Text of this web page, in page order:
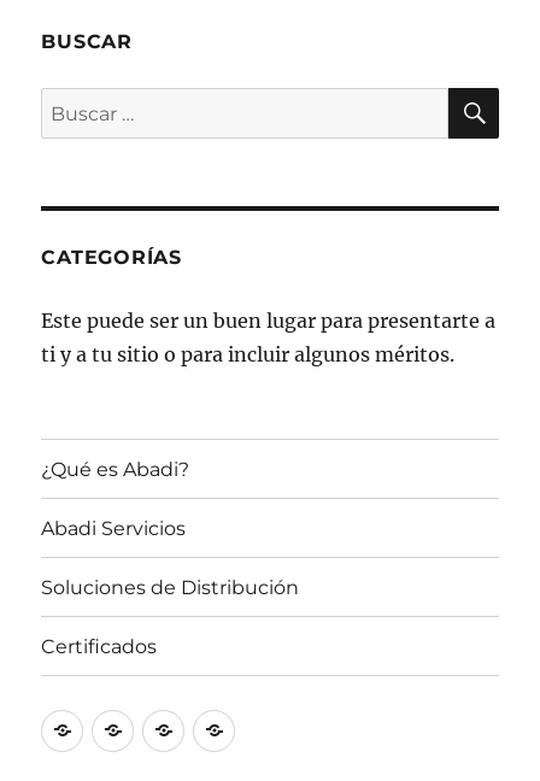
BUSCAR
Buscar
por:
CATEGORÍAS
Este puede ser un buen lugar para presentarte a
ti y a tu sitio o para incluir algunos méritos.
¿Qué es Abadi?
Abadi Servicios
Soluciones de Distribución
Certificados
¿Qué AbadiSolucionesCertificados